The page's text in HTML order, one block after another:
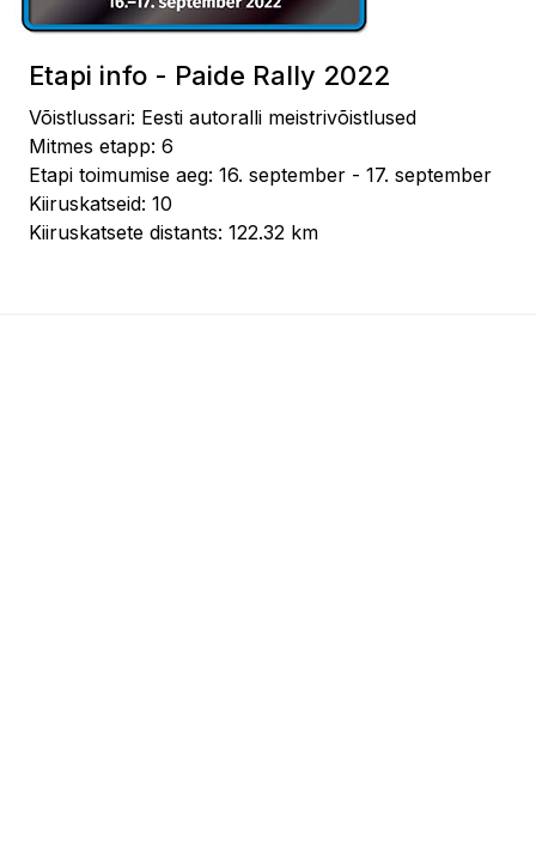
Etapi info - Paide Rally 2022
Võistlussari: Eesti autoralli meistrivõistlused
Mitmes etapp: 6
Etapi toimumise aeg: 16. september - 17. september
Kiiruskatseid: 10
Kiiruskatsete distants: 122.32 km